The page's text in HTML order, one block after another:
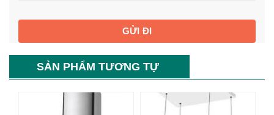
SẢN PHẨM TƯƠNG TỰ